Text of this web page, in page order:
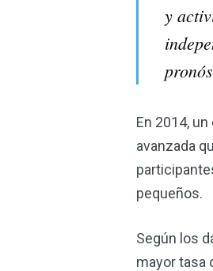
y
En 2014,
avanzada
pequeños.
Según los
mayor tasa